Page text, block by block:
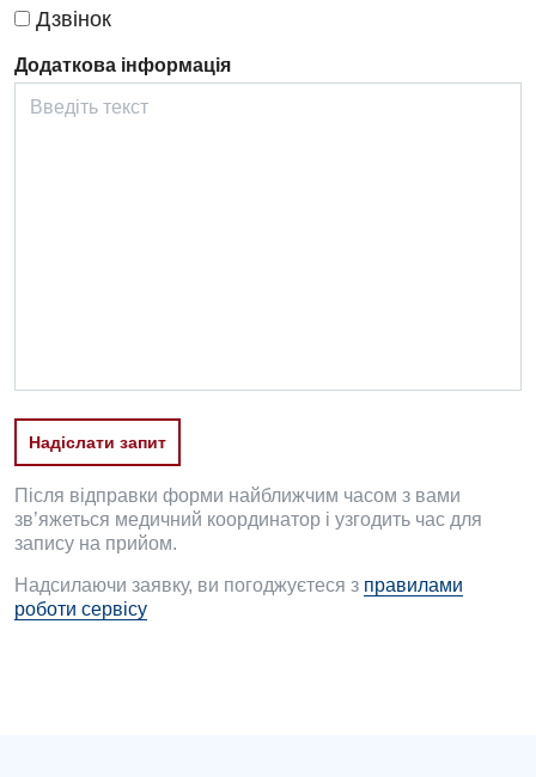
Медична психологія
Неврологія
Нейрохірургія
Пульмонологія
Ревматологія
Судинна хірургія
Терапевтичне відділення
Терапія
Дзвінок
Додаткова інформація
Надіслати запит
Після відправки форми найближчим часом з вами
зв’яжеться медичний координатор і узгодить час для
запису на прийом.
Надсилаючи заявку, ви погоджуєтеся з правилами
роботи сервісу